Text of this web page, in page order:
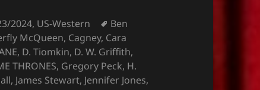
2024, US-Western Schlagwörter
Ben
McQueen, Cagney, Cara
, D. Tiomkin, D. W. Griffith,
THRONES, Gregory Peck, H.
, James Stewart, Jennifer Jones,